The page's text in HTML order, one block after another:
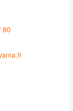
80